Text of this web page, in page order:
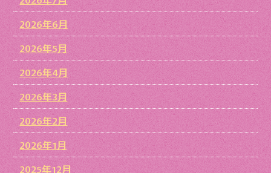
2026年6月
2026年5月
2026年4月
2026年3月
2026年2月
2026年1月
2025年12月